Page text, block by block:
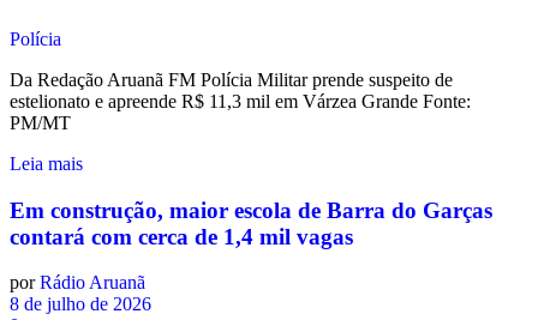
Polícia
Da Redação Aruanã FM Polícia Militar prende suspeito de
estelionato e apreende R$ 11,3 mil em Várzea Grande Fonte:
PM/MT
Leia mais
Em construção, maior escola de Barra do Garças
contará com cerca de 1,4 mil vagas
por Rádio Aruanã
8 de julho de 2026